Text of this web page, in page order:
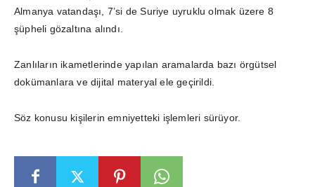
Almanya vatandaşı, 7’si de Suriye uyruklu olmak üzere 8
şüpheli gözaltına alındı.
Zanlıların ikametlerinde yapılan aramalarda bazı örgütsel
dokümanlara ve dijital materyal ele geçirildi.
Söz konusu kişilerin emniyetteki işlemleri sürüyor.